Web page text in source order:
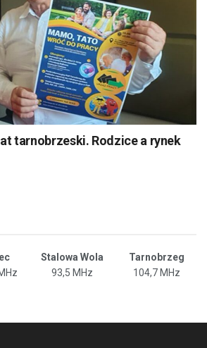
tarnobrzeski. Rodzice a rynek
Stalowa Wola
Tarnobrzeg
93,5 MHz 104,7 MHz